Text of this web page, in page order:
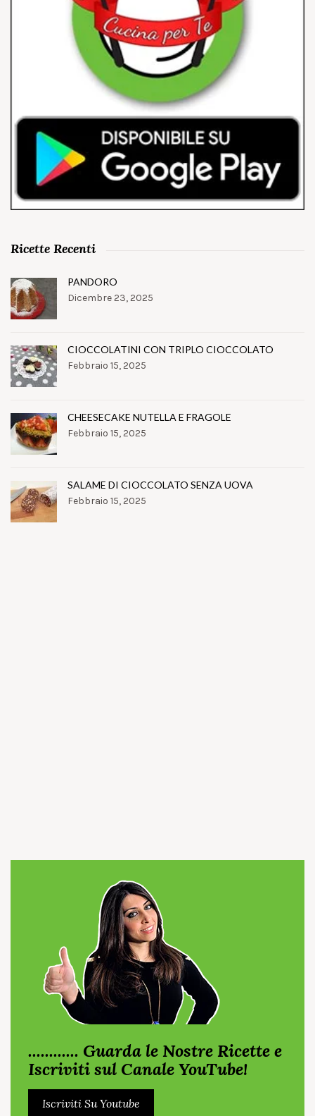
Ricette Recenti
PANDORO
Dicembre 23, 2025
CIOCCOLATINI CON TRIPLO CIOCCOLATO
Febbraio 15, 2025
CHEESECAKE NUTELLA E FRAGOLE
Febbraio 15, 2025
SALAME DI CIOCCOLATO SENZA UOVA
Febbraio 15, 2025
............ Guarda le Nostre Ricette e
Iscriviti sul Canale YouTube!
Iscriviti Su Youtube